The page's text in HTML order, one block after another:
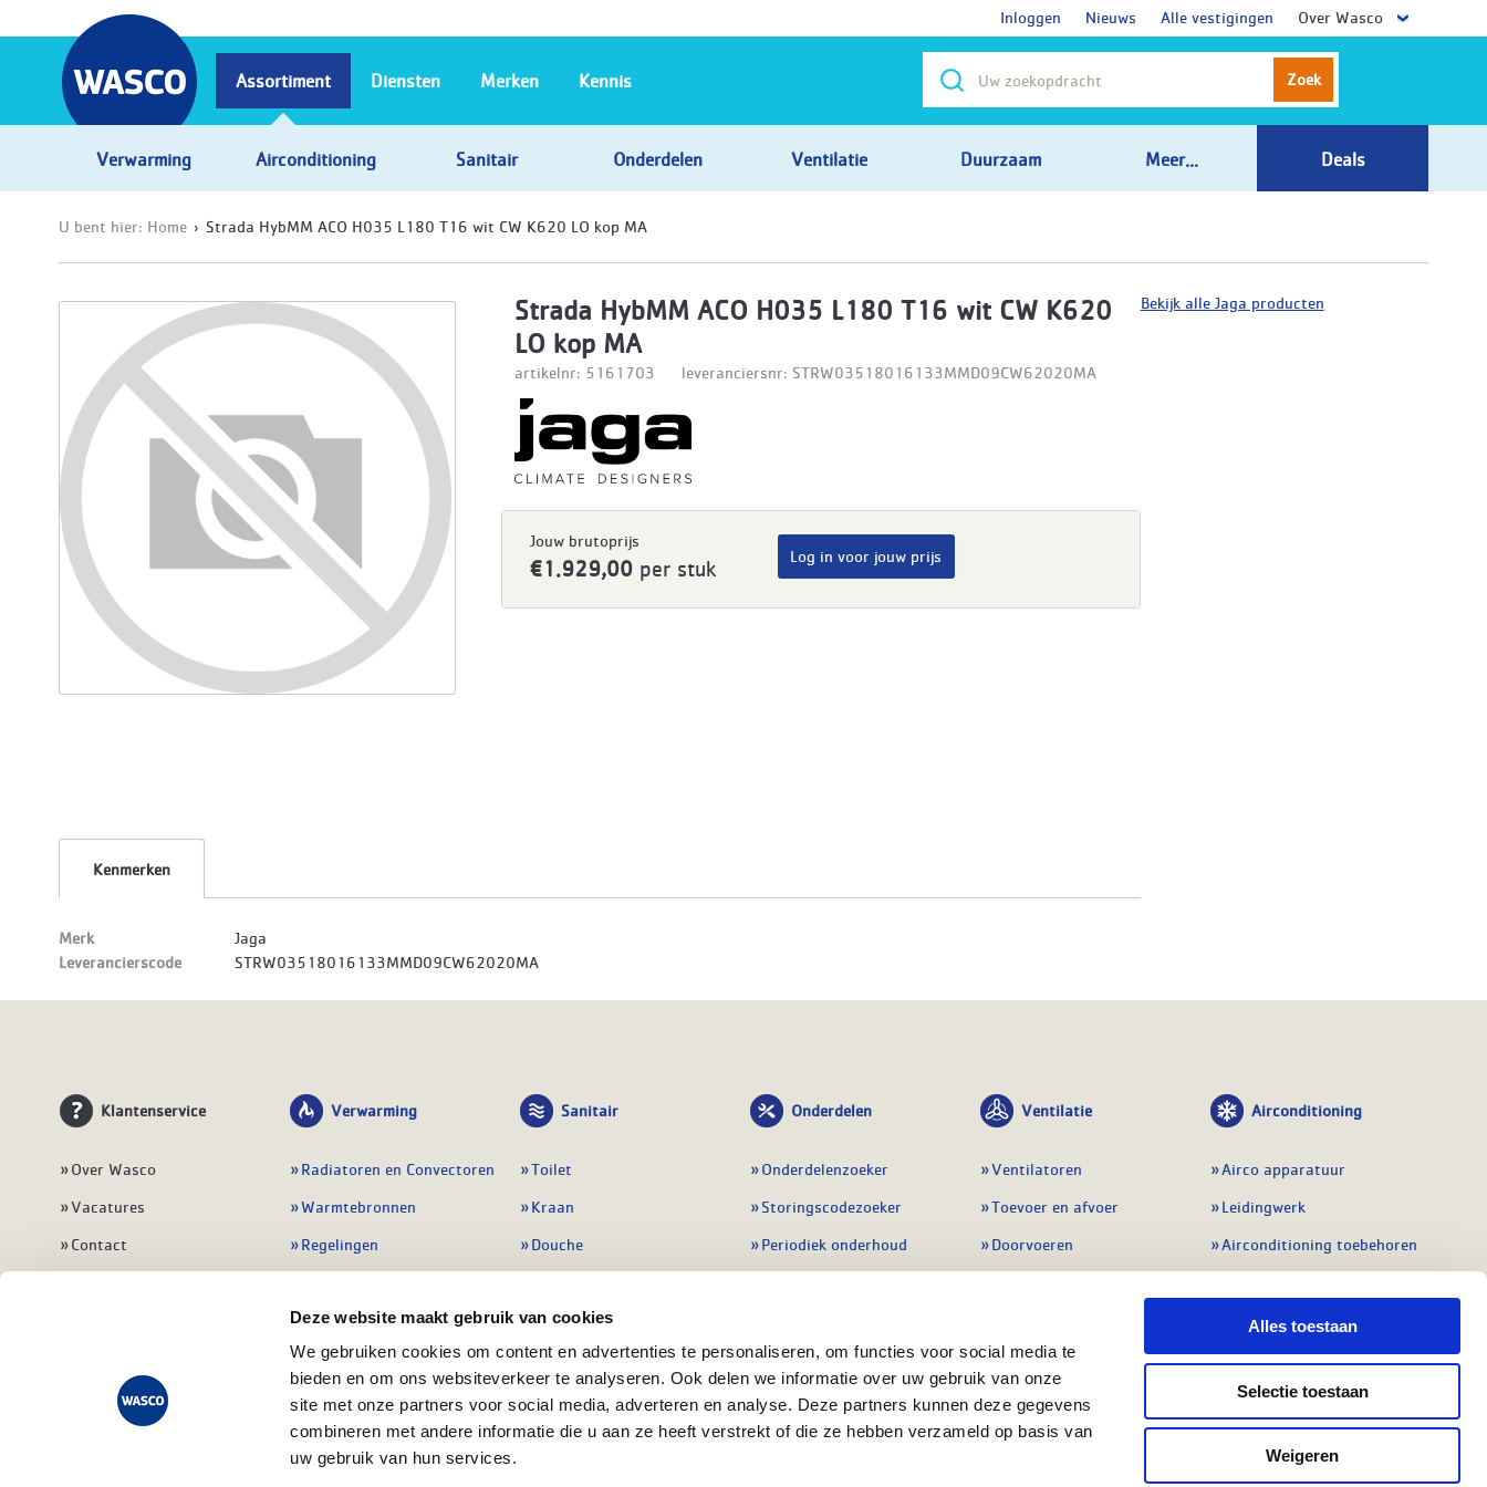
Deze website maakt gebruik van cookies
We gebruiken cookies om content en advertenties te personaliseren, om functies voor social media te
bieden en om ons websiteverkeer te analyseren. Ook delen we informatie over uw gebruik van onze
site met onze partners voor social media, adverteren en analyse. Deze partners kunnen deze gegevens
combineren met andere informatie die u aan ze heeft verstrekt of die ze hebben verzameld op basis van
uw gebruik van hun services.
Alles toestaan
Selectie toestaan
Weigeren
Inloggen Nieuws Alle vestigingen Over Wasco
Zoek
Assortiment
Verwarming Airconditioning Sanitair Onderdelen Ventilatie Duurzaam Meer... Deals
Diensten Merken Kennis
U bent hier: Home Strada HybMM ACO H035 L180 T16 wit CW K620 LO kop MA
Strada HybMM ACO H035 L180 T16 wit CW K620
LO kop MA
artikelnr: 5161703 leveranciersnr: STRW03518016133MMD09CW62020MA
Jouw brutoprijs
€1.929,00 per stuk
Log in voor jouw prijs
Kenmerken
Merk
Jaga
Leverancierscode
STRW03518016133MMD09CW62020MA
Bekijk alle Jaga producten
Klantenservice
Over Wasco
Vacatures
Contact
Veelgestelde vragen
Verwarming
Radiatoren en Convectoren
Warmtebronnen
Regelingen
Leidingwerk
Warmwatertoestellen
Alle verwarming
Sanitair
Toilet
Kraan
Douche
Badmeubel
Afvoeren
Alle sanitair
Onderdelen
Onderdelenzoeker
Storingscodezoeker
Periodiek onderhoud
Preventie & detectie
Alle onderdelen
Ventilatie
Ventilatoren
Toevoer en afvoer
Doorvoeren
Regelingen
Airconditioning
Airco apparatuur
Leidingwerk
Airconditioning toebehoren
Regelapparatuur
Alle koeling